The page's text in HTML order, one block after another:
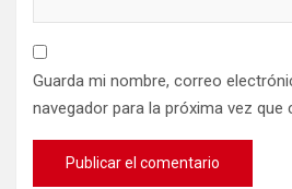
Guarda mi nombre, correo
navegador para la próxima vez que